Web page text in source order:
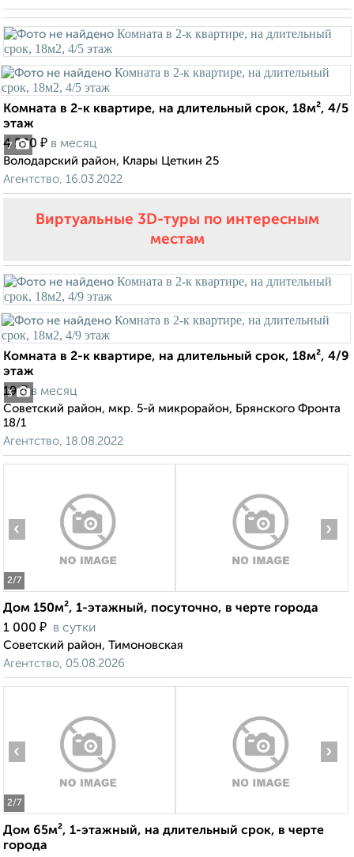
7
Комната в 2-к квартире, на длительный срок, 18м², 4/5
этаж
4 500 ₽ в месяц
Володарский район, Клары Цеткин 25
Агентство, 16.03.2022
Виртуальные 3D-туры по интересным
местам
3
Комната в 2-к квартире, на длительный срок, 18м², 4/9
этаж
19₽ в месяц
Советский район, мкр. 5-й микрорайон, Брянского Фронта
18/1
Агентство, 18.08.2022
2/7
‹ ›
Дом 150м², 1-этажный, посуточно, в черте города
1 000 ₽ в сутки
Советский район, Тимоновская
Агентство, 05.08.2026
2/7
‹ ›
Дом 65м², 1-этажный, на длительный срок, в черте
города